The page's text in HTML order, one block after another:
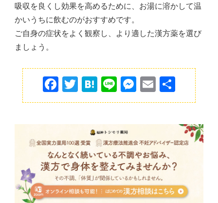
吸収を良くし効果を高めるために、お湯に溶かして温
かいうちに飲むのがおすすめです。
ご自身の症状をよく観察し、より適した漢方薬を選び
ましょう。
F
a
e
b
o
o
k
T
w
er
H
at
n
a
Li
n
M
e
s
e
n
g
er
E
m
l
有